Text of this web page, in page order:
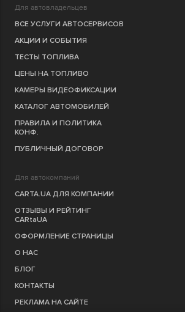
Для автовладельцев
ВСЕ УСЛУГИ АВТОСЕРВИСОВ
АКЦИИ И СОБЫТИЯ
ТЕСТЫ ТОПЛИВА
ЦЕНЫ НА ТОПЛИВО
КАМЕРЫ ВИДЕОФИКСАЦИИ
КАТАЛОГ АВТОМОБИЛЕЙ
ПРАВИЛА И ПОЛИТИКА
КОНФ.
ПУБЛИЧНЫЙ ДОГОВОР
Для автокомпаний
CARTA.UA ДЛЯ КОМПАНИИ
ОТЗЫВЫ И РЕЙТИНГ
CARtaUA
ОФОРМЛЕНИЕ СТРАНИЦЫ
О НАС
БЛОГ
КОНТАКТЫ
РЕКЛАМА НА САЙТЕ